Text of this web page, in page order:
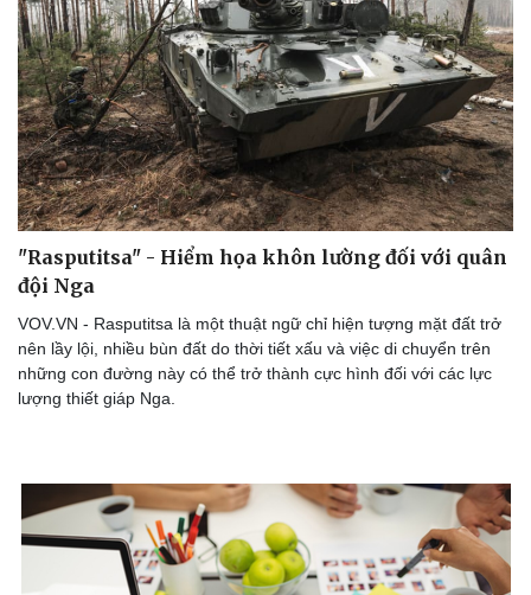
"Rasputitsa" - Hiểm họa khôn lường đối với quân
đội Nga
VOV.VN - Rasputitsa là một thuật ngữ chỉ hiện tượng mặt đất trở
nên lầy lội, nhiều bùn đất do thời tiết xấu và việc di chuyển trên
những con đường này có thể trở thành cực hình đối với các lực
lượng thiết giáp Nga.